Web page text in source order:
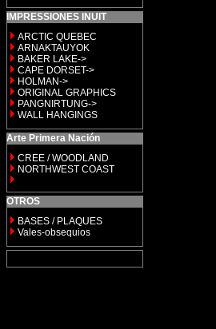
IMPRESSIONES INUIT
ARCTIC QUEBEC
ARNAKTAUYOK
BAKER LAKE->
CAPE DORSET->
HOLMAN->
ORIGINAL GRAPHICS
PANGNIRTUNG->
WALL HANGINGS
Arte Primera Nación
CREE / WOODLAND
NORTHWEST COAST
OTROS
BASES / PLAQUES
Vales-obsequios